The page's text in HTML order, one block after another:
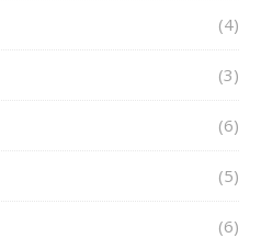
(4)
(3)
(6)
(5)
(6)